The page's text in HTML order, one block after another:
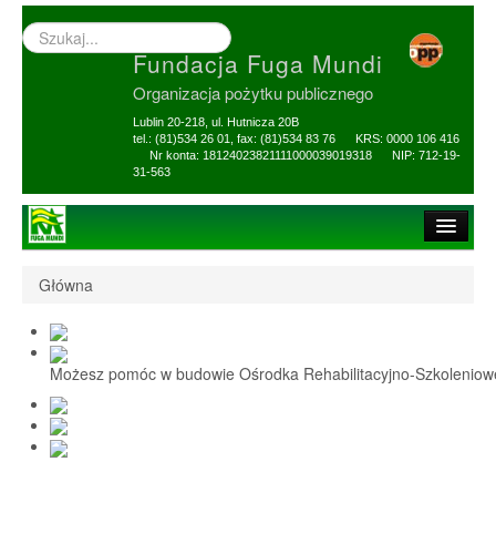
Wyszukiwarka
–
Fundacja Fuga Mundi
Organizacja pożytku publicznego
Lublin 20-218, ul. Hutnicza 20B
tel.: (81)534 26 01, fax: (81)534 83 76 KRS: 0000 106 416
Nr konta: 18124023821111000039019318 NIP: 712-19-
31-563
1,5% i darowizny
Nasi Beneficjenci
Ośrodek Reh-Szkol
Sprawozdania
Główna
Możesz pomóc w budowie Ośrodka Rehabilitacyjno-